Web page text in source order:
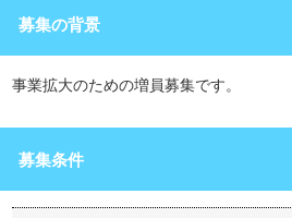
募集の背景
事業拡大のための増員募集です。
募集条件